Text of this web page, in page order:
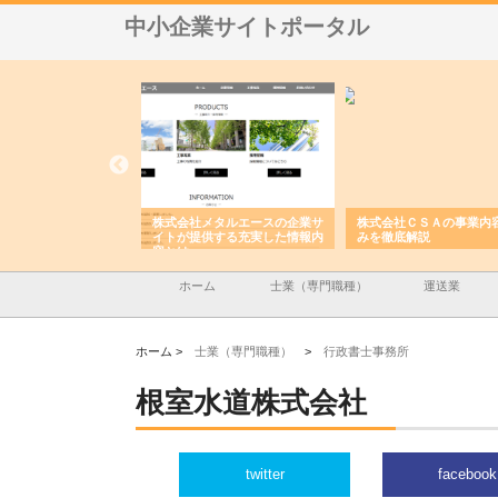
中小企業サイトポータル
株式会社メタルエースの企業サ
イトが提供する充実した情報内
容とは
株式会社ＣＳＡの事業内容と強
みを徹底解説
ホーム 士業（専門職種） 運送業
ホーム > 士業（専門職種） > 行政書士事務所
根室水道株式会社
twitter facebook